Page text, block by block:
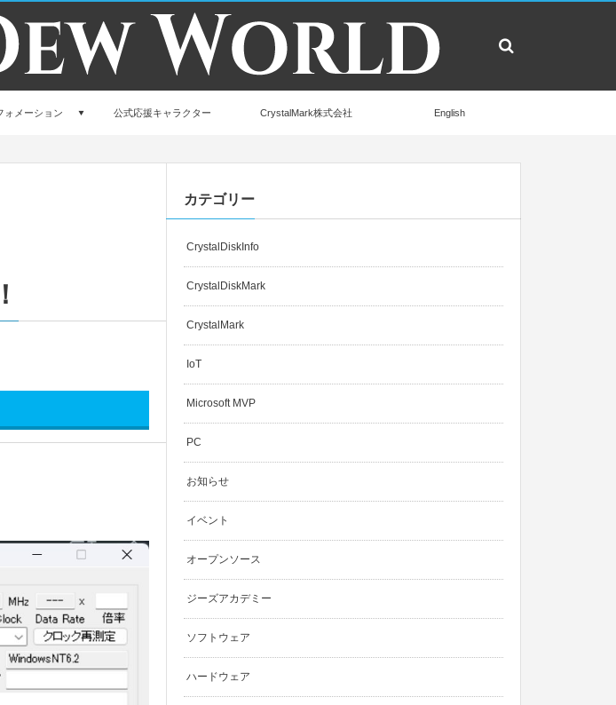
ォメーション 公式応援キャラクター CrystalMark株式会社 English
カテゴリー
CrystalDiskInfo
CrystalDiskMark
CrystalMark
IoT
Microsoft MVP
PC
お知らせ
イベント
オープンソース
ジーズアカデミー
ソフトウェア
ハードウェア